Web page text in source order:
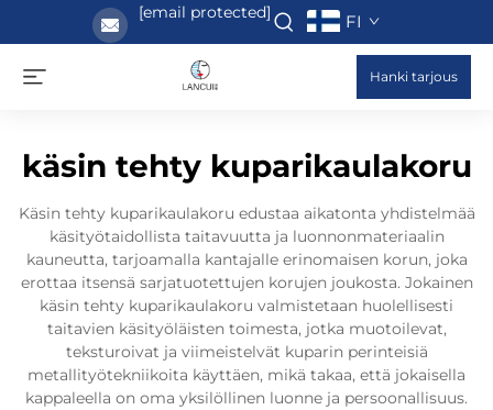
[email protected] FI
Hanki tarjous
käsin tehty kuparikaulakoru
Käsin tehty kuparikaulakoru edustaa aikatonta yhdistelmää
käsityötaidollista taitavuutta ja luonnonmateriaalin
kauneutta, tarjoamalla kantajalle erinomaisen korun, joka
erottaa itsensä sarjatuotettujen korujen joukosta. Jokainen
käsin tehty kuparikaulakoru valmistetaan huolellisesti
taitavien käsityöläisten toimesta, jotka muotoilevat,
teksturoivat ja viimeistelvät kuparin perinteisiä
metallityötekniikoita käyttäen, mikä takaa, että jokaisella
kappaleella on oma yksilöllinen luonne ja persoonallisuus.